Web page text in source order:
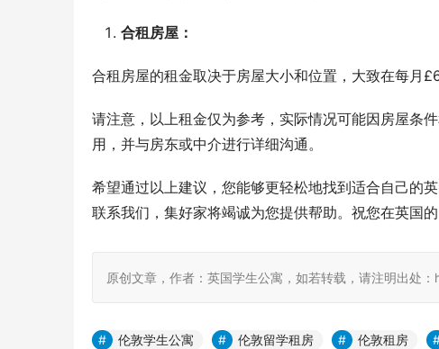
合租房屋：
合租房屋的租金取决于房屋大小和位置，大致在每月
请注意，以上租金仅为参考，实际情况可能因房屋条
用，并与房东或中介进行详细沟通。
希望通过以上建议，您能够更轻松地找到适合自己的
联系我们，集好家将竭诚为您提供帮助。祝您在英国的
原创文章，作者：英国学生公寓，如若转载，请注明出
伦敦学生公寓 伦敦留学租房 伦敦租房